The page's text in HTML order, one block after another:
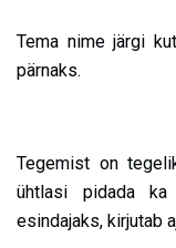
Tema nime järgi
pärnaks.
Tegemist on
ühtlasi pidada ka
esindajaks, kirjutab